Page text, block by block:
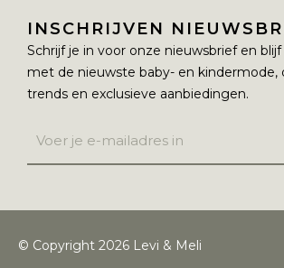
INSCHRIJVEN
Schrijf je in voor onze nieuwsbrief en
met de nieuwste baby- en kindermode,
trends en exclusieve aanbiedingen.
© Copyright 2026 Levi & Meli